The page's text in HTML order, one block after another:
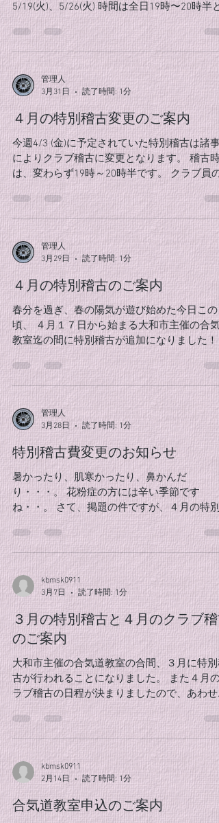
5/19(火)、5/26(火) 時間は全日19時〜20時半と
なります。 ４月になり、大和市主催の合気道
室もはじまりました、基礎を大切にしっかり
古に 励んでいきたいですね。 クラブ員の皆様
の参加お待ちしております。
管理人
3月31日
読了時間: 1分
４月の特別稽古変更のご案内
今週4/3 (金)に予定されていた特別稽古は諸事
によりクラブ稽古に変更となります。 稽古時
は、変わらず19時～20時半です。 クラブ員の
皆様、奮ってご参加くださいm(_ _)m
管理人
3月29日
読了時間: 1分
４月の特別稽古のご案内
春分を過ぎ、春の陽気が遊び始めた今日この
頃、 ４月１７日から始まる大和市主催の合気
教室迄の間に特別稽古が追加になりました！
加となるのは下記２日です！ 4/3 (金)、4/10 (
稽古時間は、いつも通り19時～20時半となり
す。 咲き始めた桜は遠くから見ると一本の樹
すが、良く観ると一輪一輪の花の集まりです
合気道の技もしっかりした体幹の上に一つ一
の基本動作が積み重なって出来ています。 き
いな桜の様な技を目指し、気持ちを新たに稽
に励みましょう！ クラブ員の皆様のご参加お
ちしております。
管理人
3月28日
読了時間: 1分
特別稽古費変更のお知らせ
暑かったり、肌寒かったり、鼻かんだ
り・・・。 花粉症の方には辛い季節です
ね・・。 さて、掲題の件ですが、４月の特別
古から稽古参加費を会員1,500円、非会員2,000
円に変更させて頂きます。 稽古に参加される
様、ご理解のほど宜しくお願いします。 稽古
加の意識をより一層高め、より一層深い稽古
していきましょう。 稽古担当
kbmsk0911
3月7日
読了時間: 1分
３月の特別稽古と４月のクラブ稽
のご案内
大和市主催の合気道教室の合間、３月に特別
古が行われることになりました。 また４月の
ラブ稽古の日程が決まりましたので、あわせ
ご案内します。 特別稽古 [1日間] 3/27 (金) ク
ブ稽古 [3日間] 4/07 (火)、4/14 (火)、4/21 (火)
古時間は、特別稽古・クラブ稽古ともに19時
20時半となります。 新年度に向けて、この春
さらなる向上を目指し、稽古に励んでいきた
ですね。 心機一転、何か新しいことを始めた
な……と思っている方、一緒に合気道の稽古を
ませんか？ 皆様の参加お待ちしております。
kbmsk0911
2月14日
読了時間: 1分
合気道教室申込のご案内